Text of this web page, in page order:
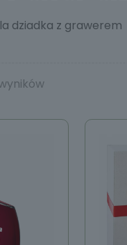
dziadka z grawerem